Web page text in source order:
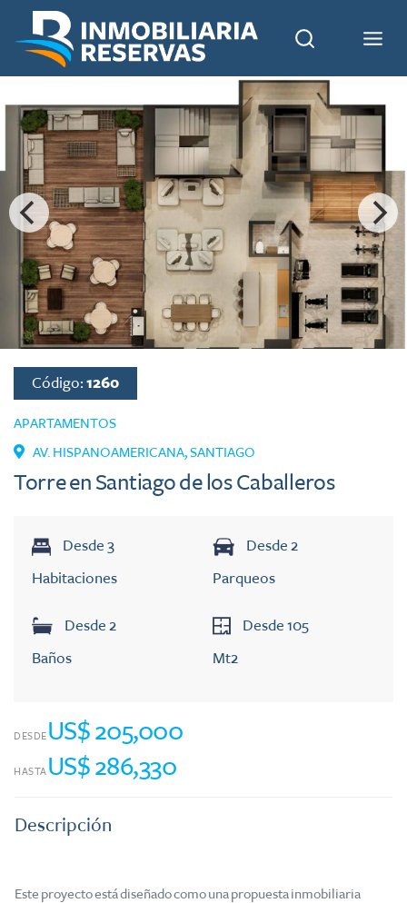
Código: 1260
APARTAMENTOS
AV. HISPANOAMERICANA,SANTIAGO
Torre en Santiago de los Caballeros
Desde3
Habitaciones
Desde 2
Baños
Desde2
Parqueos
Desde 105
Mt2
DESDE US$ 205,000
HASTA US$ 286,330
Descripción
Este proyecto está diseñado como una propuesta inmobiliaria